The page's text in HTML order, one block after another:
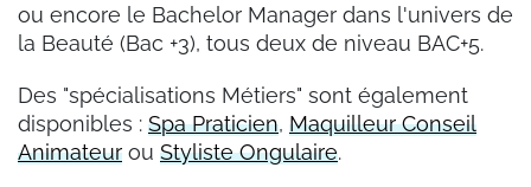
ou encore le Bachelor Manager dans l'univers de
la Beauté (Bac +3), tous deux de niveau BAC+5.
Des "spécialisations Métiers" sont également
disponibles : Spa Praticien, Maquilleur Conseil
Animateur ou Styliste Ongulaire.